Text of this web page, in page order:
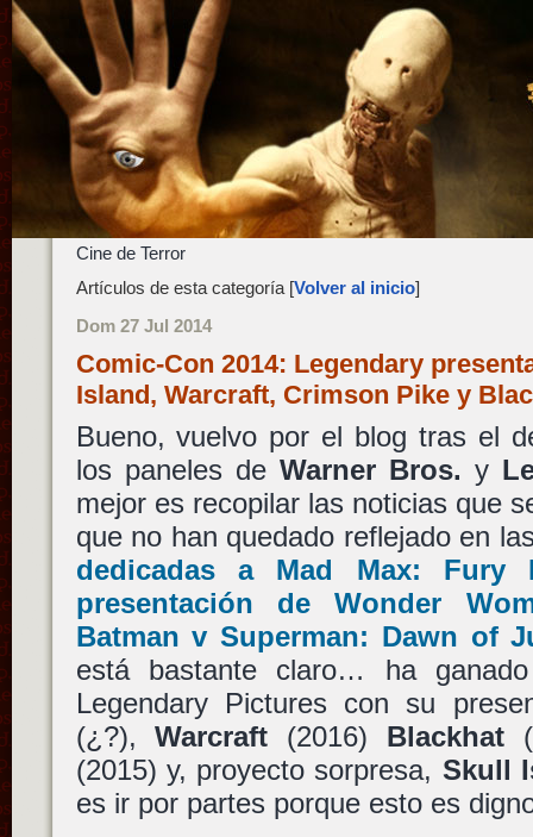
Cine de Terror
Artículos de esta categoría [Volver al inicio]
Dom 27 Jul 2014
Comic-Con 2014: Legendary
Island, Warcraft, Crimson Pike y
Bueno, vuelvo por el blog tras el
los paneles de Warner Bros. y
mejor es recopilar las noticias que
que no han quedado reflejado en
dedicadas a Mad Max: Fury
presentación deWonder
Batman v Superman: Dawn of
está bastante claro… ha
Legendary Pictures con su
(¿?),Warcraft (2016) Blackhat
(2015) y, proyecto sorpresa, Skull
es ir por partes porque esto es